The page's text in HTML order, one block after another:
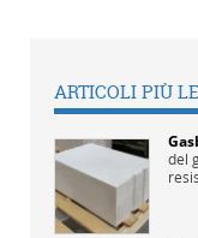
ARTICOLI PIÙ
del